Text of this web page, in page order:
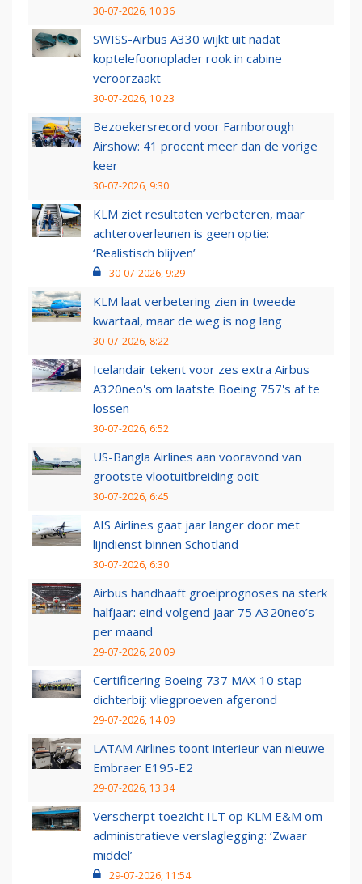
30-07-2026, 10:36
SWISS-Airbus A330 wijkt uit nadat
koptelefoonoplader rook in cabine
veroorzaakt
30-07-2026, 10:23
Bezoekersrecord voor Farnborough
Airshow: 41 procent meer dan de vorige
keer
30-07-2026, 9:30
KLM ziet resultaten verbeteren, maar
achteroverleunen is geen optie:
‘Realistisch blijven’
30-07-2026, 9:29
KLM laat verbetering zien in tweede
kwartaal, maar de weg is nog lang
30-07-2026, 8:22
Icelandair tekent voor zes extra Airbus
A320neo's om laatste Boeing 757's af te
lossen
30-07-2026, 6:52
US-Bangla Airlines aan vooravond van
grootste vlootuitbreiding ooit
30-07-2026, 6:45
AIS Airlines gaat jaar langer door met
lijndienst binnen Schotland
30-07-2026, 6:30
Airbus handhaaft groeiprognoses na sterk
halfjaar: eind volgend jaar 75 A320neo’s
per maand
29-07-2026, 20:09
Certificering Boeing 737 MAX 10 stap
dichterbij: vliegproeven afgerond
29-07-2026, 14:09
LATAM Airlines toont interieur van nieuwe
Embraer E195-E2
29-07-2026, 13:34
Verscherpt toezicht ILT op KLM E&M om
administratieve verslaglegging: ‘Zwaar
middel’
29-07-2026, 11:54